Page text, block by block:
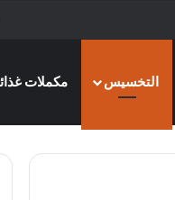
التخسيس مكملات